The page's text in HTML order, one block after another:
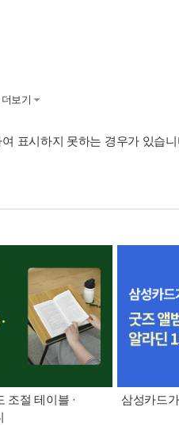
더보기
표시하지 못하는 경우가 있습니
조절 테이블 ·
삼성카드